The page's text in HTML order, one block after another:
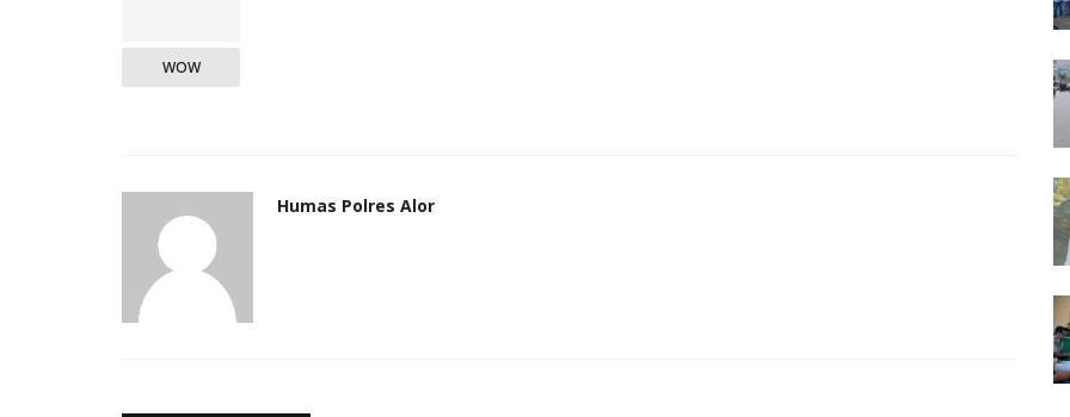
WOW
Humas Polres Alor